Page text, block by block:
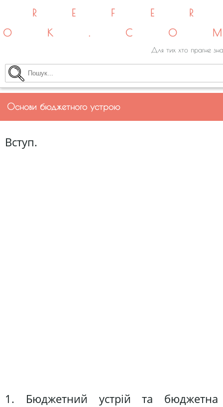
Для тих хто прагне
Основи бюджетного устрою
Вступ.
1. Бюджетний устрій та бюджетна